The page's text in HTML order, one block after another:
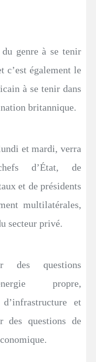
genre à se tenir
c’est également le
à se tenir dans
britannique.
et mardi, verra
d’État, de
et de présidents
multilatérales,
secteur privé.
des questions
propre,
et
des questions de